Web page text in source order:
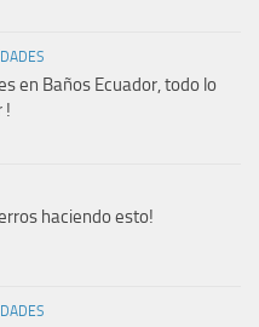
en Baños Ecuador, todo lo
!
haciendo esto!